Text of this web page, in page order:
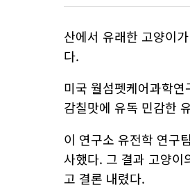
산에서 유래한 고양이
다.
미국 월섬펫케어과학
감칠맛에 유독 민감한
이 연구소 유전학 연구
사했다. 그 결과 고양이
고 결론 내렸다.